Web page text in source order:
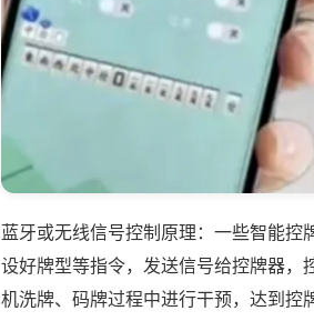
蓝牙或无线信号控制原理：一些智能
设好牌型等指令，发送信号给控牌器，
机洗牌、码牌过程中进行干预，达到控